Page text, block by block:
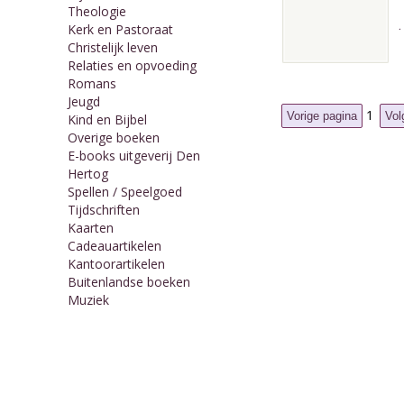
Theologie
Kerk en Pastoraat
Christelijk leven
Relaties en opvoeding
Romans
Jeugd
Kind en Bijbel
Overige boeken
E-books uitgeverij Den
Hertog
Spellen / Speelgoed
Tijdschriften
Kaarten
Cadeauartikelen
Kantoorartikelen
Buitenlandse boeken
Muziek
1